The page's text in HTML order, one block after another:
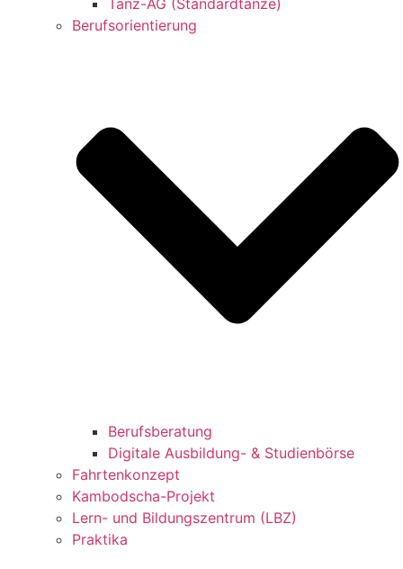
Tanz-AG (Standardtänze)
Berufsorientierung
Berufsberatung
Digitale Ausbildung- & Studienbörse
Fahrtenkonzept
Kambodscha-Projekt
Lern- und Bildungszentrum (LBZ)
Praktika